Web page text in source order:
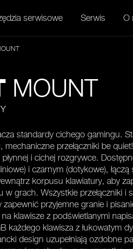
serwisowe Serwis O
MOUNT
standardy cichego gamingu.
mechaniczne przełączniki be
i cichej rozgrywce.
i czarnym (dotykowe),
korpusu klawiatury, aby
w grach. Wszystkie przełączniki i
przyjemne granie i
na klawisze z podświetlanymi
każdego klawisza z łukowatym
design uzupełniają ozdobne